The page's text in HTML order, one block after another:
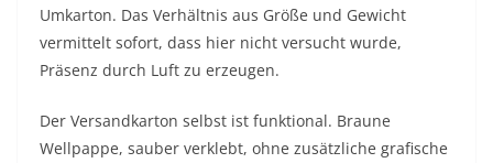
Umkarton. Das Verhältnis aus Größe und Gewicht
vermittelt sofort, dass hier nicht versucht wurde,
Präsenz durch Luft zu erzeugen.
Der Versandkarton selbst ist funktional. Braune
Wellpappe, sauber verklebt, ohne zusätzliche grafische